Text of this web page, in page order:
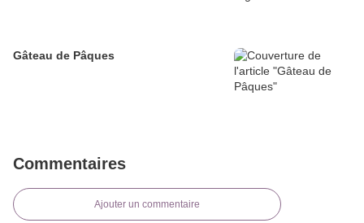
Gâteau de Pâques
Commentaires
Ajouter un commentaire